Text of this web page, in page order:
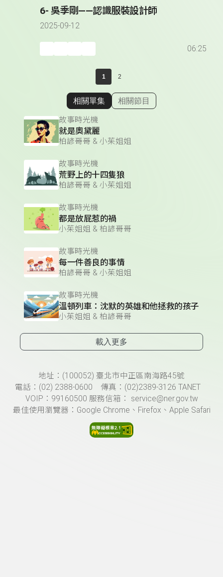
6- 吳季剛——認識服裝設計師
2025-09-12
06:25
1 2
顯示相關單集
相關單集 相關節目
故事時光機
就是奧黛麗
柏諺哥哥 & 小茱姐姐
故事時光機
荒野上的十四隻狼
柏諺哥哥 & 小茱姐姐
故事時光機
都是放屁惹的禍
小茱姐姐 & 柏諺哥哥
故事時光機
每一件善良的事情
柏諺哥哥 & 小茱姐姐
故事時光機
溫頓列車：沈默的英雄和他拯救的孩子
小茱姐姐 & 柏諺哥哥
載入更多
頁尾資訊地址：(100052) 臺北市中正區南海路45號
電話：(02) 2388-0600 傳真：(02)2389-3126 TANET
VOIP：99160500 服務信箱： service@ner.gov.tw
最佳使用瀏覽器：Google Chrome、Firefox、Apple Safari